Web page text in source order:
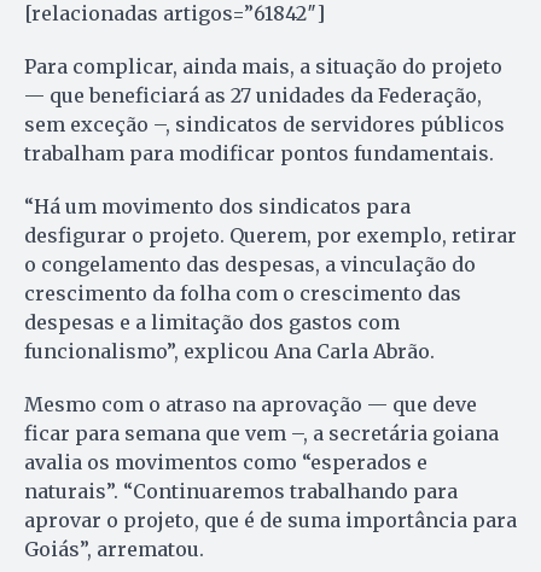
[relacionadas artigos=”61842″]
Para complicar, ainda mais, a situação do projeto
— que beneficiará as 27 unidades da Federação,
sem exceção –, sindicatos de servidores públicos
trabalham para modificar pontos fundamentais.
“Há um movimento dos sindicatos para
desfigurar o projeto. Querem, por exemplo, retirar
o congelamento das despesas, a vinculação do
crescimento da folha com o crescimento das
despesas e a limitação dos gastos com
funcionalismo”, explicou Ana Carla Abrão.
Mesmo com o atraso na aprovação — que deve
ficar para semana que vem –, a secretária goiana
avalia os movimentos como “esperados e
naturais”. “Continuaremos trabalhando para
aprovar o projeto, que é de suma importância para
Goiás”, arrematou.